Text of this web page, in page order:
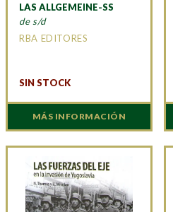
LAS ALLGEMEINE-SS
de s/d
RBA EDITORES
SIN STOCK
MÁS INFORMACIÓN